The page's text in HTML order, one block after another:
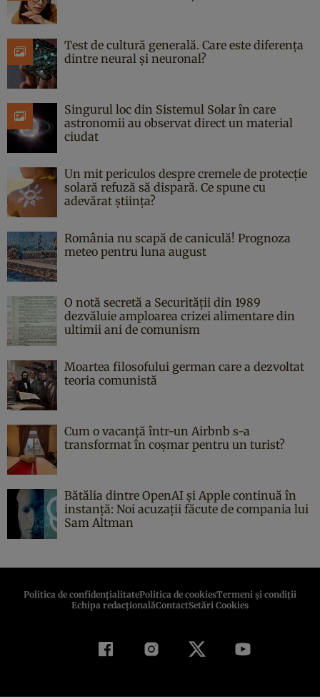
Test de cultură generală. Care este diferența
dintre neural și neuronal?
Singurul loc din Sistemul Solar în care
astronomii au observat direct un material
ciudat
Un mit periculos despre cremele de protecție
solară refuză să dispară. Ce spune cu
adevărat știința?
România nu scapă de caniculă! Prognoza
meteo pentru luna august
O notă secretă a Securității din 1989
dezvăluie amploarea crizei alimentare din
ultimii ani de comunism
Moartea filosofului german care a dezvoltat
teoria comunistă
Cum o vacanță într-un Airbnb s-a
transformat în coșmar pentru un turist?
Bătălia dintre OpenAI și Apple continuă în
instanță: Noi acuzații făcute de compania lui
Sam Altman
Politica de confidenţialitatePolitica de cookiesTermeni şi condiţii
Echipa redacționalăContactSetări Cookies